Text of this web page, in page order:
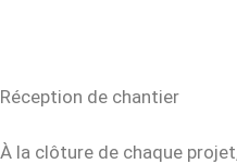
Réception de chantier
À la clôture de chaque